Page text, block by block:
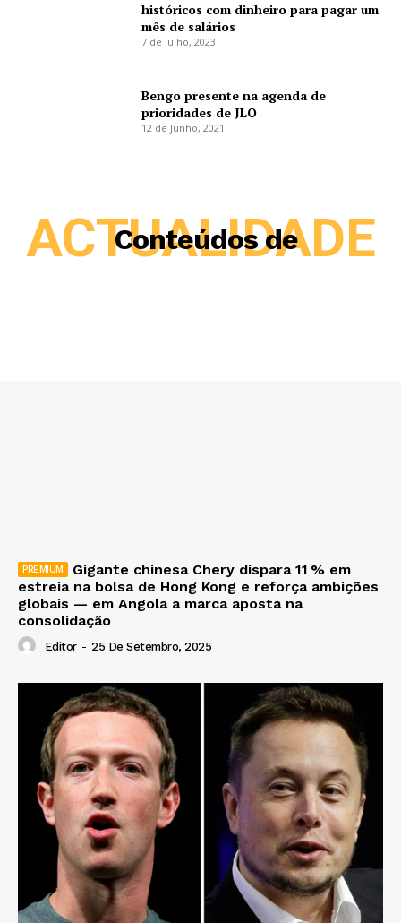
históricos com dinheiro para pagar um
mês de salários
7 de Julho, 2023
Bengo presente na agenda de
prioridades de JLO
12 de Junho, 2021
Conteúdos de
ACTUALIDADE
Gigante chinesa Chery dispara 11 % em
estreia na bolsa de Hong Kong e reforça ambições
globais — em Angola a marca aposta na
consolidação
Editor - 25 De Setembro, 2025